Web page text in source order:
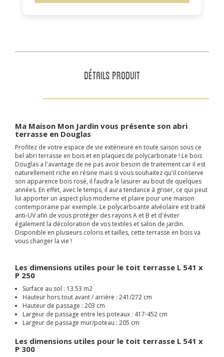
DÉTAILS PRODUIT
Ma Maison Mon Jardin vous présente son abri
terrasse en Douglas
Profitez de votre espace de vie extérieure en toute saison sous ce
bel abri terrasse en bois et en plaques de polycarbonate ! Le bois
Douglas a l'avantage de ne pas avoir besoin de traitement car il est
naturellement riche en résine mais si vous souhaitez qu'il conserve
son apparence bois rosé, il faudra le lasurer au bout de quelques
années. En effet, avec le temps, il aura tendance à griser, ce qui peut
lui apporter un aspect plus moderne et plaire pour une maison
contemporaine par exemple. Le polycarboante alvéolaire est traité
anti-UV afin de vous protéger des rayons A et B et d'éviter
également la décoloration de vos textiles et salon de jardin.
Disponible en plusieurs coloris et tailles, cette terrasse en bois va
vous changer la vie !
Les dimensions utiles pour le toit terrasse L 541 x
P 250
Surface au sol : 13.53 m2
Hauteur hors tout avant / arrière : 241/272 cm
Hauteur de passage : 203 cm
Largeur de passage entre les poteaux : 417-452 cm
Largeur de passage mur/poteau : 205 cm
Les dimensions utiles pour le toit terrasse L 541 x
P 300